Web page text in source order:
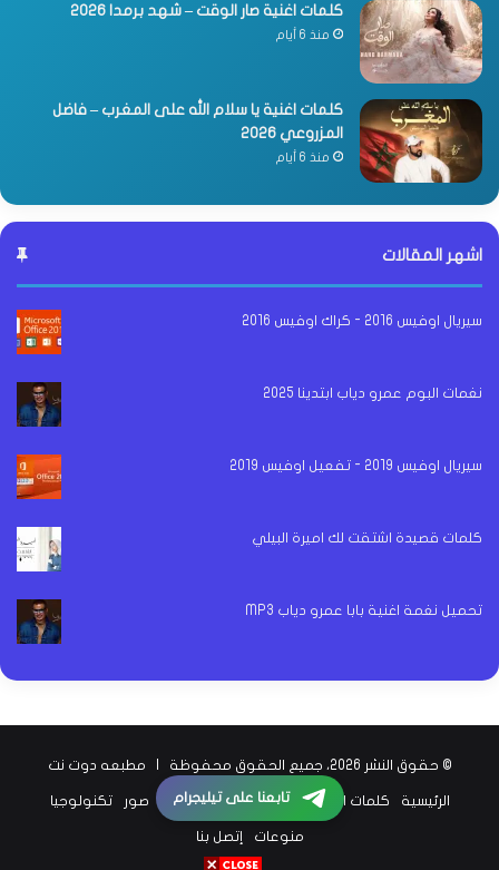
كلمات اغنية صار الوقت – شهد برمدا 2026
منذ 6 أيام
كلمات اغنية يا سلام الله على المغرب – فاضل
المزروعي 2026
منذ 6 أيام
اشهر المقالات
سيريال اوفيس 2016 - كراك اوفيس 2016
نغمات البوم عمرو دياب ابتدينا 2025
سيريال اوفيس 2019 - تفعيل اوفيس 2019
كلمات قصيدة اشتقت لك اميرة البيلي
تحميل نغمة اغنية بابا عمرو دياب MP3
© حقوق النشر 2026، جميع الحقوق محفوظة | مطبعه دوت نت
الرئيسية كلمات اغاني اخبار الفن اخبار الرياضة صور تكنولوجيا
منوعات إتصل بنا
تابعنا على تيليجرام